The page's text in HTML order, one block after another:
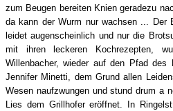
zum Beugen bereiten Knien geradezu
da kann der Wurm nur wachsen ... Der
leidet augenscheinlich und nur die
mit ihren leckeren Kochrezepten,
Willenbacher, wieder auf den Pfad
Jennifer Minetti, dem Grund allen
Wesen naufzwungen und stund drum a
Lies dem Grillhofer eröffnet. In